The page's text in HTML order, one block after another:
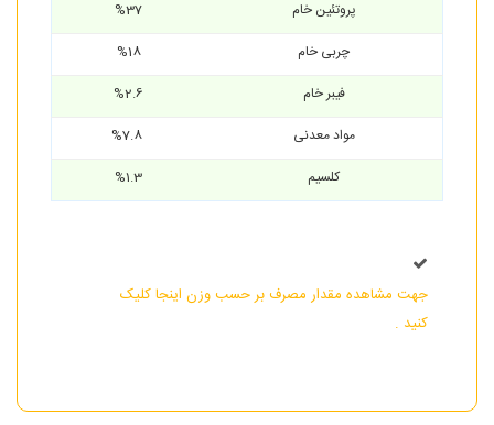
پروتئین خام
%37
چربی خام
%18
فیبر خام
%2.6
مواد معدنی
کلسیم
%1.3
جهت مشاهده مقدار مصرف بر حسب وزن اینجا کلیک
کنید .